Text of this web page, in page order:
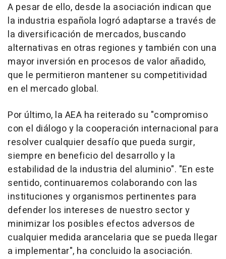
A pesar de ello, desde la asociación indican que
la industria española logró adaptarse a través de
la diversificación de mercados, buscando
alternativas en otras regiones y también con una
mayor inversión en procesos de valor añadido,
que le permitieron mantener su competitividad
en el mercado global.
Por último, la AEA ha reiterado su "compromiso
con el diálogo y la cooperación internacional para
resolver cualquier desafío que pueda surgir,
siempre en beneficio del desarrollo y la
estabilidad de la industria del aluminio". "En este
sentido, continuaremos colaborando con las
instituciones y organismos pertinentes para
defender los intereses de nuestro sector y
minimizar los posibles efectos adversos de
cualquier medida arancelaria que se pueda llegar
a implementar", ha concluido la asociación.